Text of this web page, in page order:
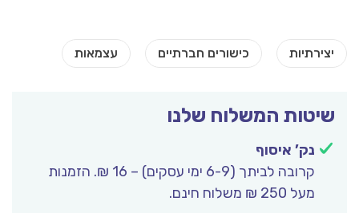
שיטות המשלוח שלנו
נק’ איסוף
קרובה לביתך (6-9 ימי עסקים) – 16 ₪. הזמנות
מעל 250 ₪ משלוח חינם.